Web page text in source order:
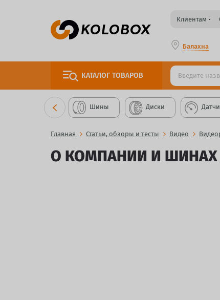
Клиентам
Балахна
КАТАЛОГ ТОВАРОВ
Шины Диски
Главная Статьи, обзоры и тесты Видео
О КОМПАНИИ И ШИНАХ